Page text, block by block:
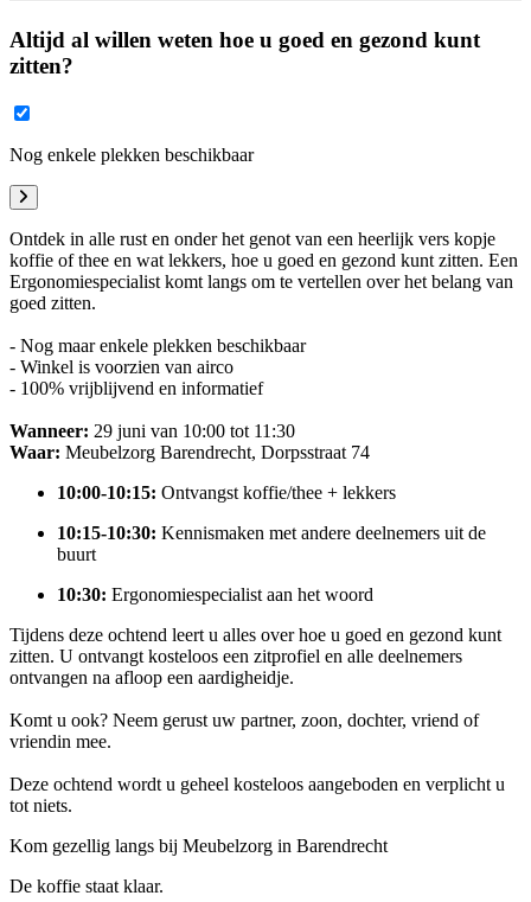
Altijd al willen weten hoe u goed en gezond kunt
zitten?
Nog enkele plekken beschikbaar
Ontdek in alle rust en onder het genot van een heerlijk vers kopje
koffie of thee en wat lekkers, hoe u goed en gezond kunt zitten. Een
Ergonomiespecialist komt langs om te vertellen over het belang van
goed zitten.
- Nog maar enkele plekken beschikbaar
- Winkel is voorzien van airco
- 100% vrijblijvend en informatief
Wanneer: 29 juni van 10:00 tot 11:30
Waar: Meubelzorg Barendrecht, Dorpsstraat 74
10:00-10:15: Ontvangst koffie/thee + lekkers
10:15-10:30: Kennismaken met andere deelnemers uit de
buurt
10:30: Ergonomiespecialist aan het woord
Tijdens deze ochtend leert u alles over hoe u goed en gezond kunt
zitten. U ontvangt kosteloos een zitprofiel en alle deelnemers
ontvangen na afloop een aardigheidje.
Komt u ook? Neem gerust uw partner, zoon, dochter, vriend of
vriendin mee.
Deze ochtend wordt u geheel kosteloos aangeboden en verplicht u
tot niets.
Kom gezellig langs bij Meubelzorg in Barendrecht
De koffie staat klaar.